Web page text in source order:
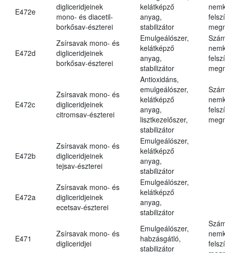
E472e
digliceridjeinek
mono- és diacetil-
borkősav-észterei
kelátképző
anyag,
stabilizátor
E472d
Zsírsavak mono- és
digliceridjeinek
borkősav-észterei
Emulgeálószer,
kelátképző
anyag,
stabilizátor
E472c
Zsírsavak mono- és
digliceridjeinek
citromsav-észterei
Antioxidáns,
emulgeálószer,
kelátképző
anyag,
lisztkezelőszer,
stabilizátor
E472b
Zsírsavak mono- és
digliceridjeinek
tejsav-észterei
Emulgeálószer,
kelátképző
anyag,
stabilizátor
E472a
Zsírsavak mono- és
digliceridjeinek
ecetsav-észterei
Emulgeálószer,
kelátképző
anyag,
stabilizátor
E471
Zsírsavak mono- és
digliceridjei
Emulgeálószer,
habzásgátló,
stabilizátor